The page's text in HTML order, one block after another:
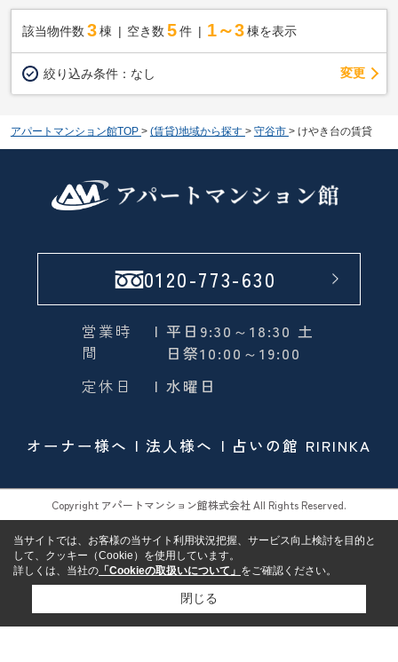
該当物件数 3棟 空き数 5 件 1～3 棟を表示
絞り込み条件： なし 変更
アパートマンション館TOP > (賃貸)地域から探す > 守谷市 > けやき台の賃貸
0120-773-630
営業時
間
| 平日9:30～18:30 土
日祭10:00～19:00
定休日
| 水曜日
オーナー様へ 法人様へ 占いの館 RIRINKA
Copyright アパートマンション館株式会社 All Rights Reserved.
当サイトでは、お客様の当サイト利用状況把握、サービス向上検討を目的と
して、クッキー（Cookie）を使用しています。
詳しくは、当社の 「Cookieの取扱いについて」 をご確認ください。
閉じる